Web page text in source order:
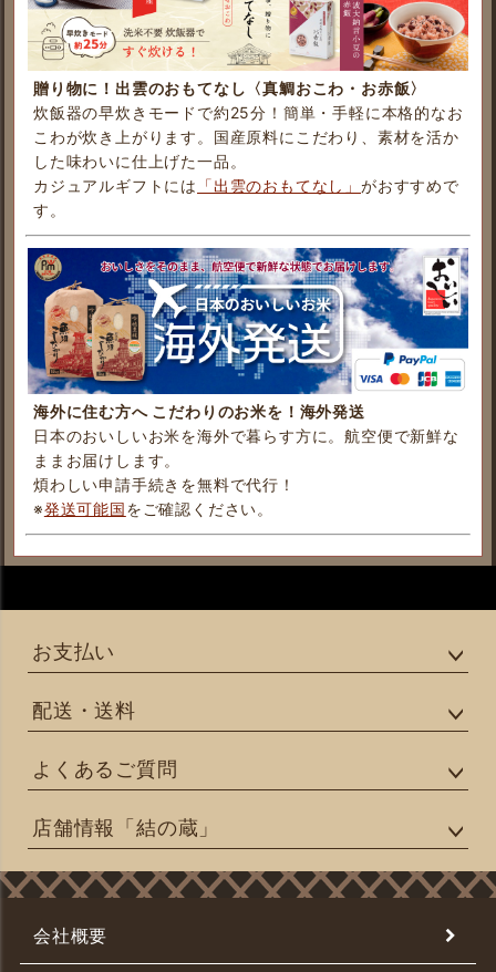
贈り物に！出雲のおもてなし〈真鯛おこわ・お赤飯〉
炊飯器の早炊きモードで約25分！簡単・手軽に本格的なお
こわが炊き上がります。国産原料にこだわり、素材を活か
した味わいに仕上げた一品。
カジュアルギフトには 「出雲のおもてなし」がおすすめで
す。
海外に住む方へ こだわりのお米を！海外発送
日本のおいしいお米を海外で暮らす方に。航空便で新鮮な
ままお届けします。
煩わしい申請手続きを無料で代行！
※発送可能国をご確認ください。
お支払い
配送・送料
よくあるご質問
店舗情報「結の蔵」
会社概要